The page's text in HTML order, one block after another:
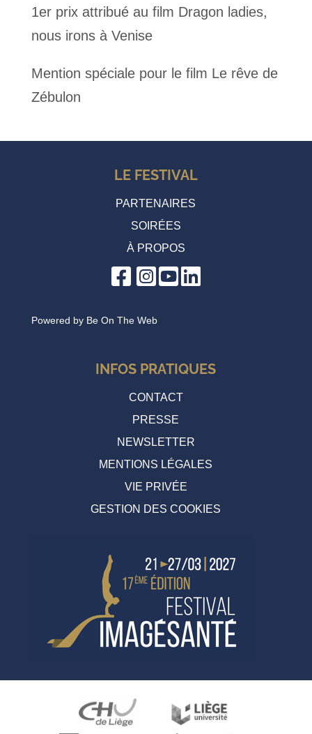
1er prix attribué au film Dragon ladies,
nous irons à Venise
Mention spéciale pour le film Le rêve de
Zébulon
LE FESTIVAL
PARTENAIRES
SOIRÉES
À PROPOS
Powered by Be On The Web
INFOS PRATIQUES
CONTACT
PRESSE
NEWSLETTER
MENTIONS LÉGALES
VIE PRIVÉE
GESTION DES COOKIES